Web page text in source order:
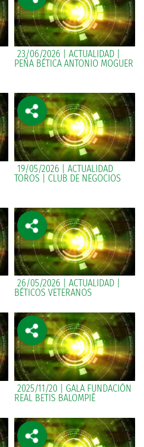
23/06/2026 | ACTUALIDAD |
PEÑA BÉTICA ANTONIO MOGUER
19/05/2026 | ACTUALIDAD
TOROS | CLUB DE NEGOCIOS
26/05/2026 | ACTUALIDAD |
BÉTICOS VETERANOS
2025/11/20 | GALA FUNDACIÓN
REAL BETIS BALOMPIÉ